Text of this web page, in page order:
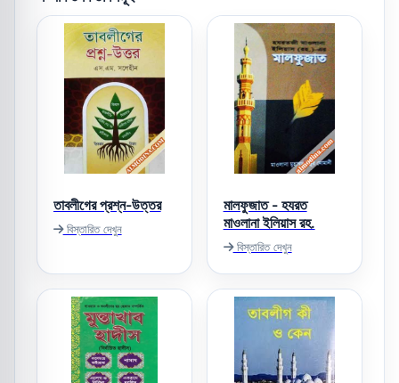
তাবলীগের প্রশ্ন-উত্তর
বিস্তারিত দেখুন
মালফুজাত - হযরত
মাওলানা ইলিয়াস রহ.
বিস্তারিত দেখুন